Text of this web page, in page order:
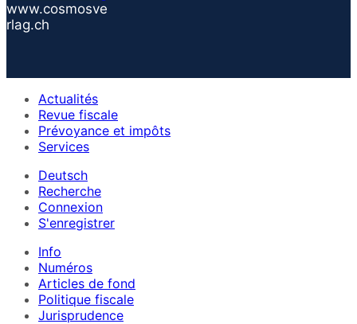
www.cosmosve
rlag.ch
Actualités
Revue fiscale
Prévoyance et impôts
Services
Deutsch
Recherche
Connexion
S'enregistrer
Info
Numéros
Articles de fond
Politique fiscale
Jurisprudence